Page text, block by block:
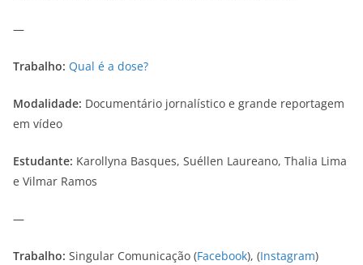
—
Trabalho: Qual é a dose?
Modalidade: Documentário jornalístico e grande reportagem
em vídeo
Estudante: Karollyna Basques, Suéllen Laureano, Thalia Lima
e Vilmar Ramos
—
Trabalho: Singular Comunicação (Facebook), (Instagram)